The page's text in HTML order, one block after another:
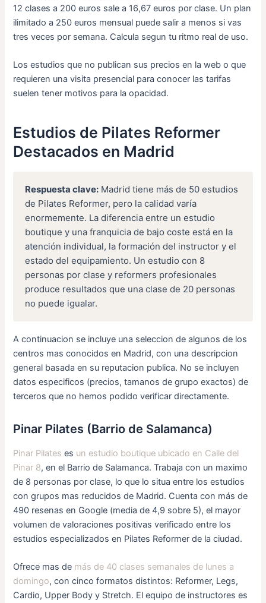
12 clases a 200 euros sale a 16,67 euros por clase. Un plan
ilimitado a 250 euros mensual puede salir a menos si vas
tres veces por semana. Calcula segun tu ritmo real de uso.
Los estudios que no publican sus precios en la web o que
requieren una visita presencial para conocer las tarifas
suelen tener motivos para la opacidad.
Estudios de Pilates Reformer
Destacados en Madrid
Respuesta clave: Madrid tiene más de 50 estudios
de Pilates Reformer, pero la calidad varía
enormemente. La diferencia entre un estudio
boutique y una franquicia de bajo coste está en la
atención individual, la formación del instructor y el
estado del equipamiento. Un estudio con 8
personas por clase y reformers profesionales
produce resultados que una clase de 20 personas
no puede igualar.
A continuacion se incluye una seleccion de algunos de los
centros mas conocidos en Madrid, con una descripcion
general basada en su reputacion publica. No se incluyen
datos especificos (precios, tamanos de grupo exactos) de
terceros que no hemos podido verificar directamente.
Pinar Pilates (Barrio de Salamanca)
Pinar Pilates es un estudio boutique ubicado en Calle del
Pinar 8, en el Barrio de Salamanca. Trabaja con un maximo
de 8 personas por clase, lo que lo situa entre los estudios
con grupos mas reducidos de Madrid. Cuenta con más de
490 resenas en Google (media de 4,9 sobre 5), el mayor
volumen de valoraciones positivas verificado entre los
estudios especializados en Pilates Reformer de la ciudad.
Ofrece mas de más de 40 clases semanales de lunes a
domingo, con cinco formatos distintos: Reformer, Legs,
Cardio, Upper Body y Stretch. El equipo de instructores es